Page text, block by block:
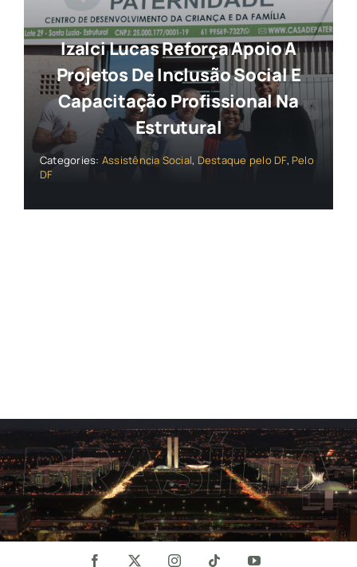
Izalci Lucas Reforça Apoio A
Projetos De Inclusão Social E
Capacitação Profissional Na
Estrutural
Categories: Assistência Social, Destaque pelo DF, Pelo
DF